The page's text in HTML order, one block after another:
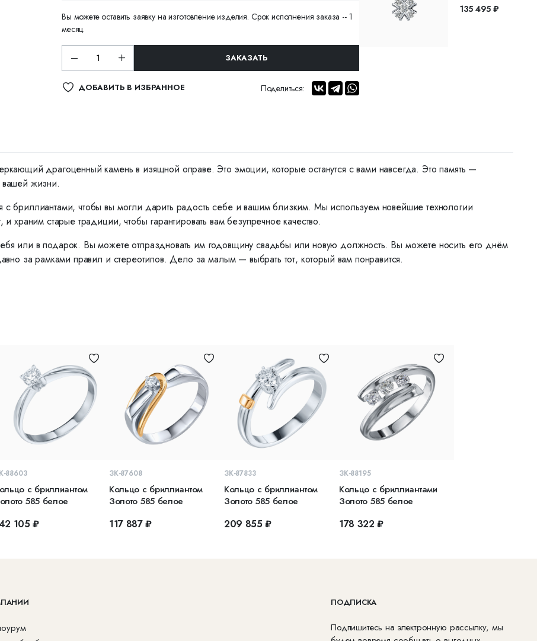
Вы можете оставить заявку на изготовление изделия. Срок исполнения заказа -- 1
месяц.
ЗАКАЗАТЬ
ДОБАВИТЬ В ИЗБРАННОЕ Поделиться:
135 495 ₽
драгоценный камень в изящной оправе. Это эмоции, которые останутся с вами навсегда. Это память —
вашей жизни.
бриллиантами, чтобы вы могли дарить радость себе и вашим близким. Мы используем новейшие технологии
старые традиции, чтобы гарантировать вам безупречное качество.
или в подарок. Вы можете отпраздновать им годовщину свадьбы или новую должность. Вы можете носить его днём
за рамками правил и стереотипов. Дело за малым — выбрать тот, который вам понравится.
88603
с бриллиантом
585 белое
105 ₽
ЗК-87608
Кольцо с бриллиантом
Золото 585 белое
117 887 ₽
ЗК-87833
Кольцо с бриллиантом
Золото 585 белое
209 855 ₽
ЗК-88195
Кольцо с бриллиантами
Золото 585 белое
178 322 ₽
ПОДПИСКА
Подпишитесь на электронную рассылку, мы